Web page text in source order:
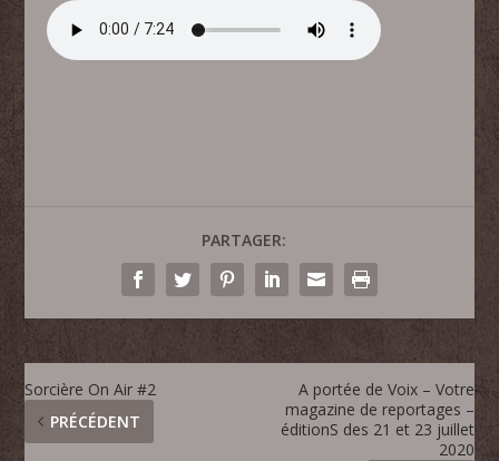
PARTAGER:
Sorcière On Air #2
PRÉCÉDENT
A portée de Voix – Votre
magazine de reportages –
éditionS des 21 et 23 juillet
2020